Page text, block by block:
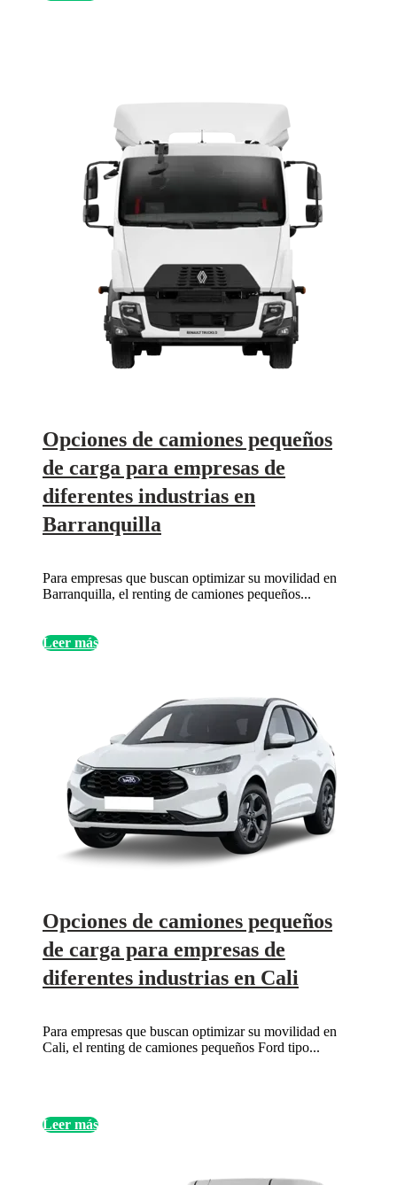
Opciones de camiones pequeños
de carga para empresas de
diferentes industrias en
Barranquilla
Para empresas que buscan optimizar su movilidad en
Barranquilla, el renting de camiones pequeños...
Leer más
Opciones de camiones pequeños
de carga para empresas de
diferentes industrias en Cali
Para empresas que buscan optimizar su movilidad en
Cali, el renting de camiones pequeños Ford tipo...
Leer más